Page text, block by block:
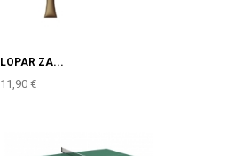
LOPAR ZA...
11,90 €